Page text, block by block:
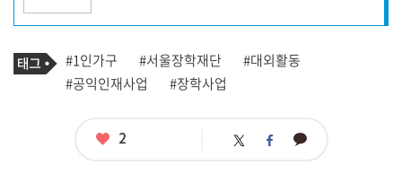
자
프
필 기
사
관
련
태
그
#1인가구 #서울장학재단
#대외활동
#공익인재사업
#장학사업
좋
2 트 페 카